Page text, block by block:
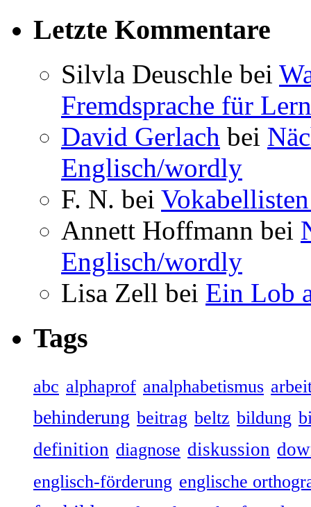
Letzte Kommentare
Silvla Deuschle bei
Fremdsprache für
David Gerlach bei
Englisch/wordly
F. N. bei
Annett Hoffmann bei
Englisch/wordly
Lisa Zell bei Ein Lob
Tags
abc alphaprof analphabetismus
behinderung beitrag beltz bildung
definition diagnose diskussion
englisch-förderung englische